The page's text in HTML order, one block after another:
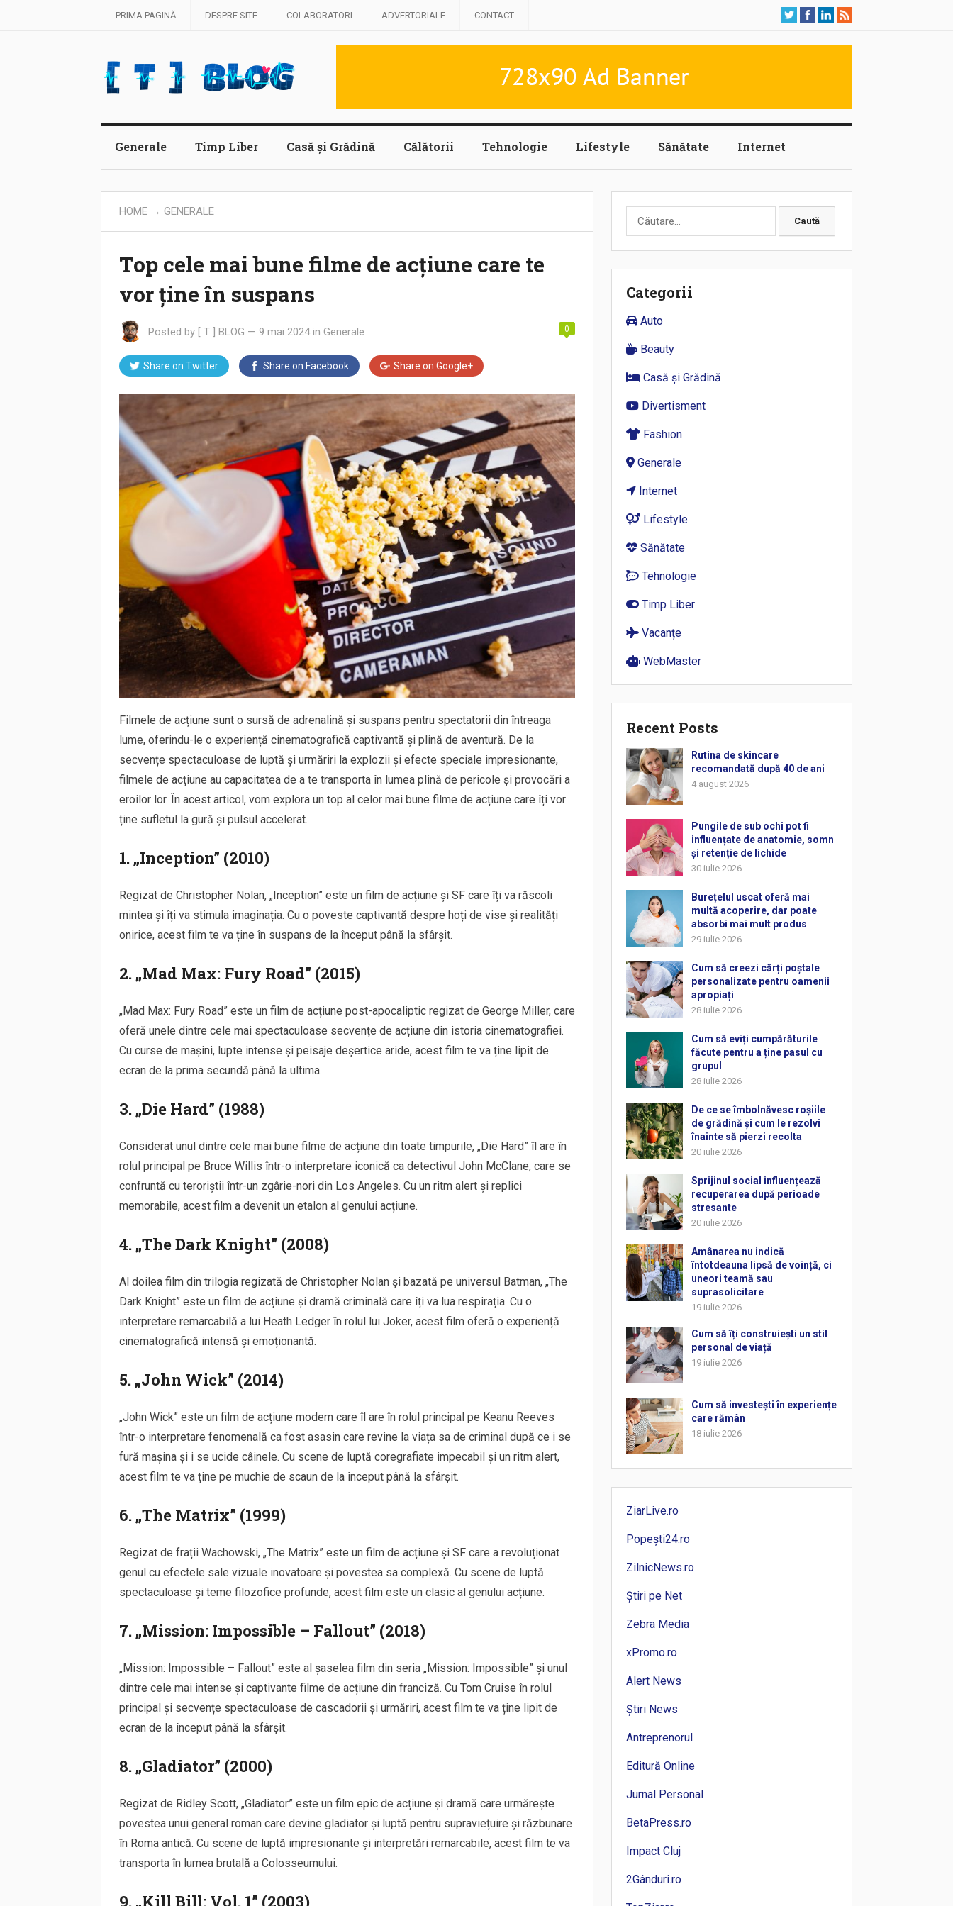
PRIMA PAGINĂ DESPRE SITE COLABORATORI ADVERTORIALE CONTACT
Generale Timp Liber Casă și Grădină Călătorii Tehnologie Lifestyle Sănătate Internet
HOME → GENERALE
Top cele mai bune filme de acțiune care te
vor ține în suspans
Posted by [ T ] BLOG — 9 mai 2024 in Generale 0
Share on Twitter Share on Facebook Share on Google+
Filmele de acțiune sunt o sursă de adrenalină și suspans pentru spectatorii din întreaga
lume, oferindu-le o experiență cinematografică captivantă și plină de aventură. De la
secvențe spectaculoase de luptă și urmăriri la explozii și efecte speciale impresionante,
filmele de acțiune au capacitatea de a te transporta în lumea plină de pericole și provocări a
eroilor lor. În acest articol, vom explora un top al celor mai bune filme de acțiune care îți vor
ține sufletul la gură și pulsul accelerat.
1. „Inception” (2010)
Regizat de Christopher Nolan, „Inception” este un film de acțiune și SF care îți va răscoli
mintea și îți va stimula imaginația. Cu o poveste captivantă despre hoți de vise și realități
onirice, acest film te va ține în suspans de la început până la sfârșit.
2. „Mad Max: Fury Road” (2015)
„Mad Max: Fury Road” este un film de acțiune post-apocaliptic regizat de George Miller, care
oferă unele dintre cele mai spectaculoase secvențe de acțiune din istoria cinematografiei.
Cu curse de mașini, lupte intense și peisaje deșertice aride, acest film te va ține lipit de
ecran de la prima secundă până la ultima.
3. „Die Hard” (1988)
Considerat unul dintre cele mai bune filme de acțiune din toate timpurile, „Die Hard” îl are în
rolul principal pe Bruce Willis într-o interpretare iconică ca detectivul John McClane, care se
confruntă cu teroriștii într-un zgârie-nori din Los Angeles. Cu un ritm alert și replici
memorabile, acest film a devenit un etalon al genului acțiune.
4. „The Dark Knight” (2008)
Al doilea film din trilogia regizată de Christopher Nolan și bazată pe universul Batman, „The
Dark Knight” este un film de acțiune și dramă criminală care îți va lua respirația. Cu o
interpretare remarcabilă a lui Heath Ledger în rolul lui Joker, acest film oferă o experiență
cinematografică intensă și emoționantă.
5. „John Wick” (2014)
„John Wick” este un film de acțiune modern care îl are în rolul principal pe Keanu Reeves
într-o interpretare fenomenală ca fost asasin care revine la viața sa de criminal după ce i se
fură mașina și i se ucide câinele. Cu scene de luptă coregrafiate impecabil și un ritm alert,
acest film te va ține pe muchie de scaun de la început până la sfârșit.
6. „The Matrix” (1999)
Regizat de frații Wachowski, „The Matrix” este un film de acțiune și SF care a revoluționat
genul cu efectele sale vizuale inovatoare și povestea sa complexă. Cu scene de luptă
spectaculoase și teme filozofice profunde, acest film este un clasic al genului acțiune.
7. „Mission: Impossible – Fallout” (2018)
„Mission: Impossible – Fallout” este al șaselea film din seria „Mission: Impossible” și unul
dintre cele mai intense și captivante filme de acțiune din franciză. Cu Tom Cruise în rolul
principal și secvențe spectaculoase de cascadorii și urmăriri, acest film te va ține lipit de
ecran de la început până la sfârșit.
8. „Gladiator” (2000)
Regizat de Ridley Scott, „Gladiator” este un film epic de acțiune și dramă care urmărește
povestea unui general roman care devine gladiator și luptă pentru supraviețuire și răzbunare
în Roma antică. Cu scene de luptă impresionante și interpretări remarcabile, acest film te va
transporta în lumea brutală a Colosseumului.
9. „Kill Bill: Vol. 1” (2003)
Caută
după:
Categorii
Auto
Beauty
Casă și Grădină
Divertisment
Fashion
Generale
Internet
Lifestyle
Sănătate
Tehnologie
Timp Liber
Vacanțe
WebMaster
Recent Posts
Rutina de skincare
recomandată după 40 de ani
4 august 2026
Pungile de sub ochi pot fi
influențate de anatomie, somn
și retenție de lichide
30 iulie 2026
Burețelul uscat oferă mai
multă acoperire, dar poate
absorbi mai mult produs
29 iulie 2026
Cum să creezi cărți poștale
personalizate pentru oamenii
apropiați
28 iulie 2026
Cum să eviți cumpărăturile
făcute pentru a ține pasul cu
grupul
28 iulie 2026
De ce se îmbolnăvesc roșiile
de grădină și cum le rezolvi
înainte să pierzi recolta
20 iulie 2026
Sprijinul social influențează
recuperarea după perioade
stresante
20 iulie 2026
Amânarea nu indică
întotdeauna lipsă de voință, ci
uneori teamă sau
suprasolicitare
19 iulie 2026
Cum să îți construiești un stil
personal de viață
19 iulie 2026
Cum să investești în experiențe
care rămân
18 iulie 2026
ZiarLive.ro
Popești24.ro
ZilnicNews.ro
Știri pe Net
Zebra Media
xPromo.ro
Alert News
Știri News
Antreprenorul
Editură Online
Jurnal Personal
BetaPress.ro
Impact Cluj
2Gânduri.ro